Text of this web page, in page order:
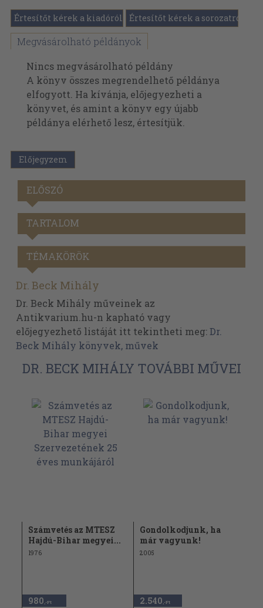
Értesítőt kérek a kiadóról Értesítőt kérek a sorozatról
Megvásárolható példányok
Nincs megvásárolható példány
A könyv összes megrendelhető példánya
elfogyott. Ha kívánja, előjegyezheti a
könyvet, és amint a könyv egy újabb
példánya elérhető lesz, értesítjük.
Előjegyzem
ELŐSZÓ
TARTALOM
TÉMAKÖRÖK
Dr. Beck Mihály
Dr. Beck Mihály műveinek az
Antikvarium.hu-n kapható vagy
előjegyezhető listáját itt tekintheti meg:Dr.
Beck Mihály könyvek, művek
DR. BECK MIHÁLY TOVÁBBI MŰVEI
Számvetés az MTESZ
Hajdú-Bihar megyei...
1976
980 ,-Ft
Gondolkodjunk, ha
már vagyunk!
2005
2.540 ,-Ft